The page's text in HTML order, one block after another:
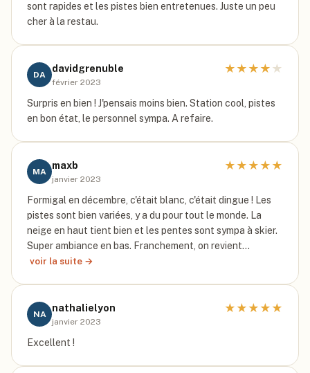
sont rapides et les pistes bien entretenues. Juste un peu
cher à la restau.
DA
davidgrenuble
février 2023
★ ★ ★ ★ ★
Surpris en bien ! J'pensais moins bien. Station cool, pistes
en bon état, le personnel sympa. A refaire.
MA
maxb
janvier 2023
★ ★ ★ ★ ★
Formigal en décembre, c'était blanc, c'était dingue ! Les
pistes sont bien variées, y a du pour tout le monde. La
neige en haut tient bien et les pentes sont sympa à skier.
Super ambiance en bas. Franchement, on revient…
voir la suite →
NA
nathalielyon
janvier 2023
★ ★ ★ ★ ★
Excellent !